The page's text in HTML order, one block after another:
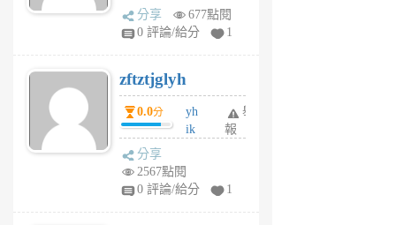
rh
pe
月
前
分享
677點閱
0 評論/給分
1
zftztjglyh
0.0分
yh
ik
tu
舉
報
分享
2567點閱
0 評論/給分
1